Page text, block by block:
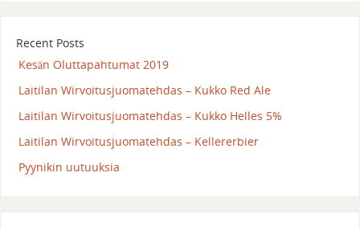
Recent Posts
Kesän Oluttapahtumat 2019
Laitilan Wirvoitusjuomatehdas – Kukko Red Ale
Laitilan Wirvoitusjuomatehdas – Kukko Helles 5%
Laitilan Wirvoitusjuomatehdas – Kellererbier
Pyynikin uutuuksia